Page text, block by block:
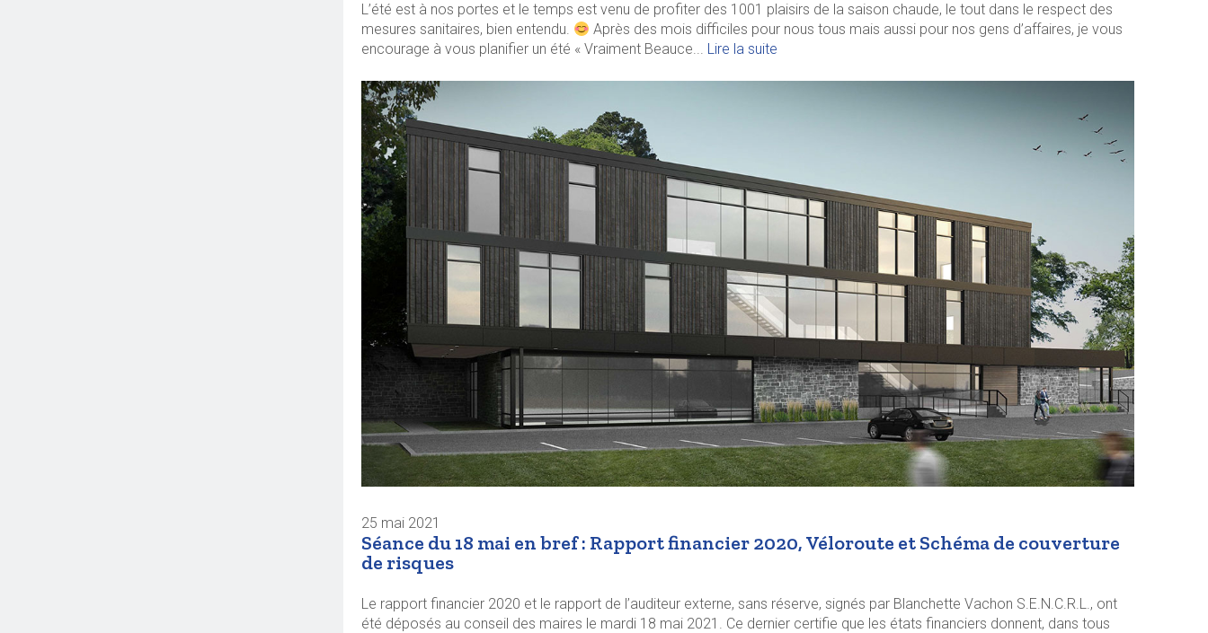
L’été est à nos portes et le temps est venu de profiter des 1001 plaisirs de la saison chaude, le tout dans le respect des
mesures sanitaires, bien entendu.
Après des mois difficiles pour nous tous mais aussi pour nos gens d’affaires, je vous
encourage à vous planifier un été « Vraiment Beauce... Lire la suite
25 mai 2021
Séance du 18 mai en bref : Rapport financier 2020, Véloroute et Schéma de couverture
de risques
Le rapport financier 2020 et le rapport de l’auditeur externe, sans réserve, signés par Blanchette Vachon S.E.N.C.R.L., ont
été déposés au conseil des maires le mardi 18 mai 2021. Ce dernier certifie que les états financiers donnent, dans tous